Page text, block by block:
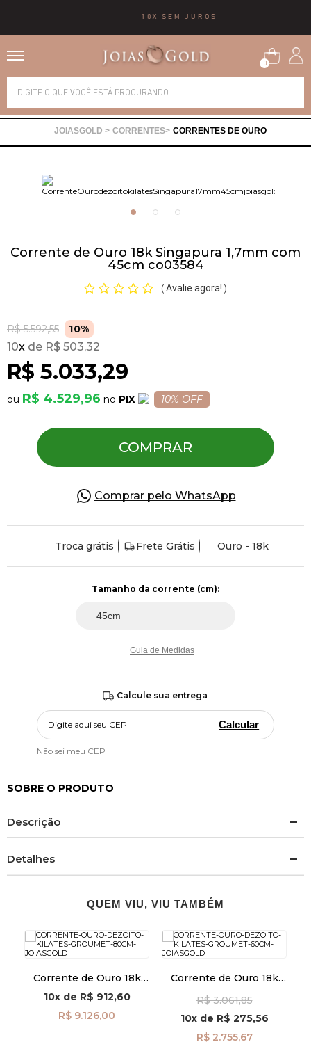
10X SEM JUROS
0
CORRENTES CORRENTES DE OURO
Corrente de Ouro 18k Singapura 1,7mm com
45cm co03584
( Avalie agora! )
R$ 5.592,55 10%
R$ 5.033,29
10x R$ 503,32
R$ 4.529,96 PIX 10% OFF
COMPRAR
Comprar pelo WhatsApp
Troca grátis Frete Grátis Ouro - 18k
Tamanho da corrente (cm):
Guia de Medidas
Calcule sua entrega
Calcular
Não sei meu CEP
SOBRE O PRODUTO
Descrição
Detalhes
QUEM VIU, VIU TAMBÉM
Corrente de Ouro 18k
Groumet de 2,6mm com
80cm co04202
10xde R$ 912,60
R$ 9.126,00
Corrente de Ouro 18k
co04749
R$ 3.061,85
10xde R$ 275,56
R$ 2.755,67
Alianças
Brincos
Pulseiras
Piercing
Pedras Preciosas